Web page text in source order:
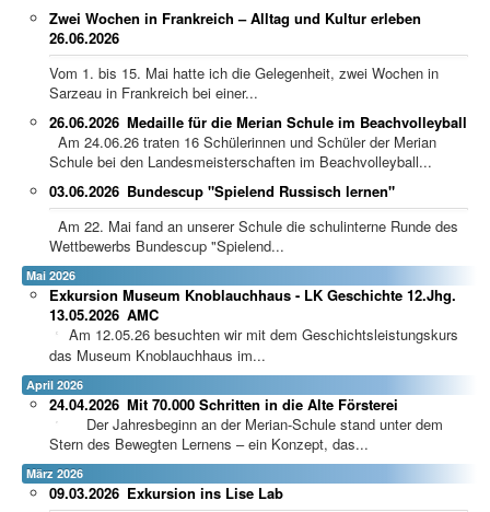
Zwei Wochen in Frankreich – Alltag und Kultur erleben
26.06.2026
Vom 1. bis 15. Mai hatte ich die Gelegenheit, zwei Wochen in
Sarzeau in Frankreich bei einer...
Medaille für die Merian Schule im Beachvolleyball
26.06.2026
Am 24.06.26 traten 16 Schülerinnen und Schüler der Merian
Schule bei den Landesmeisterschaften im Beachvolleyball...
Bundescup "Spielend Russisch lernen"
03.06.2026
Am 22. Mai fand an unserer Schule die schulinterne Runde des
Wettbewerbs Bundescup "Spielend...
Mai 2026
Exkursion Museum Knoblauchhaus - LK Geschichte 12.Jhg.
AMC
13.05.2026
Am 12.05.26 besuchten wir mit dem Geschichtsleistungskurs
das Museum Knoblauchhaus im...
April 2026
Mit 70.000 Schritten in die Alte Försterei
24.04.2026
Der Jahresbeginn an der Merian-Schule stand unter dem
Stern des Bewegten Lernens – ein Konzept, das...
März 2026
Exkursion ins Lise Lab
09.03.2026